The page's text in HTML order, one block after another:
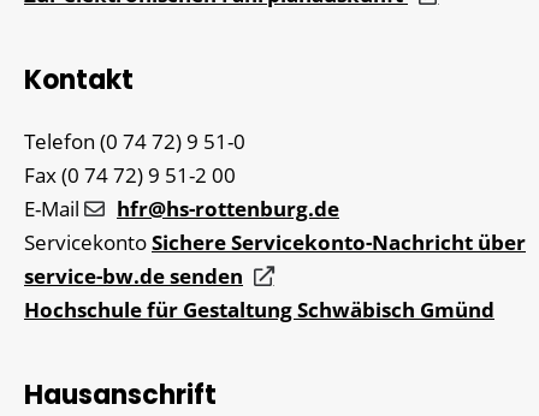
Kontakt
Telefon (0 7472) 9 51-0
Fax(0 7472) 9 51-2 00
E-Mail
hfr@hs-rottenburg.de
ServicekontoSichere Servicekonto-Nachricht über
service-bw.de senden
Hochschule für Gestaltung Schwäbisch Gmünd
Hausanschrift